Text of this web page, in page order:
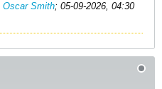
Oscar Smith; 05-09-2026, 04:30